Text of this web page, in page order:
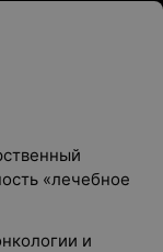
«лечебное
и